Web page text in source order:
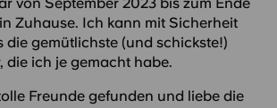
Zuhause. Ich kann mit Sicherheit
die gemütlichste (und schickste!)
die ich je gemacht habe.
Freunde gefunden und liebe die